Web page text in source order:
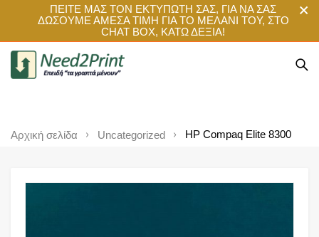
ΠΕΙΤΕ ΜΑΣ ΤΟΝ ΕΚΤΥΠΩΤΗ ΣΑΣ, ΓΙΑ ΝΑ ΣΑΣ
ΔΩΣΟΥΜΕ ΑΜΕΣΑ ΤΙΜΗ ΓΙΑ ΤΟ ΜΕΛΑΝΙ ΤΟΥ, ΣΤΟ
CHAT BOX, ΚΑΤΩ ΔΕΞΙΑ!
Αρχική σελίδα Uncategorized HP Compaq Elite 8300